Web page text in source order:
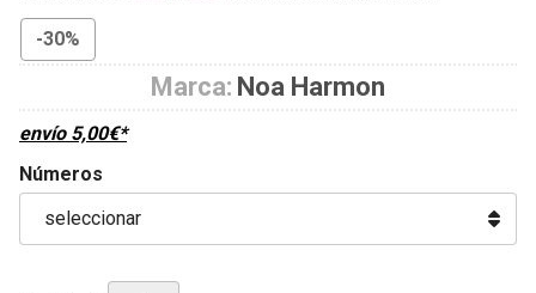
-30%
Marca: Noa Harmon
envío 5,00€*
Números